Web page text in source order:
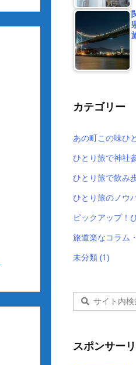
カテゴリー
あの町この味ひ
ひとり旅で神社
ひとり旅で飲み
ひとり旅のノウ
ピックアップ！
旅道楽なコラム
未分類 (1)
スポンサー